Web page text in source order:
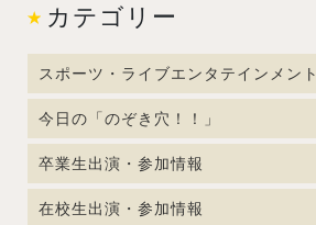
カテゴリー
スポーツ・ライブエンタテインメント
今日の「のぞき穴！！」
卒業生出演・参加情報
在校生出演・参加情報